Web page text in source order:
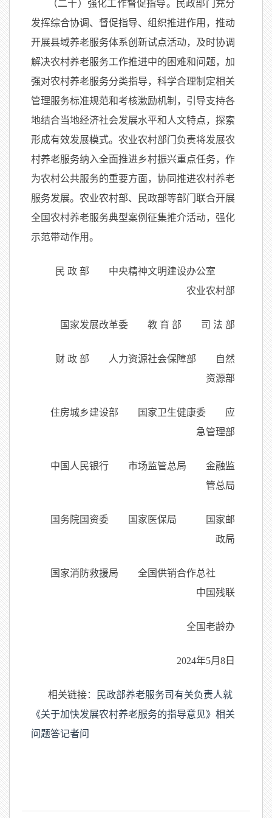
（二十）强化工作督促指导。民政部门充分
发挥综合协调、督促指导、组织推进作用，推动
开展县域养老服务体系创新试点活动，及时协调
解决农村养老服务工作推进中的困难和问题，加
强对农村养老服务分类指导，科学合理制定相关
管理服务标准规范和考核激励机制，引导支持各
地结合当地经济社会发展水平和人文特点，探索
形成有效发展模式。农业农村部门负责将发展农
村养老服务纳入全面推进乡村振兴重点任务，作
为农村公共服务的重要方面，协同推进农村养老
服务发展。农业农村部、民政部等部门联合开展
全国农村养老服务典型案例征集推介活动，强化
示范带动作用。
民 政 部 中央精神文明建设办公室
农业农村部
国家发展改革委 教 育 部 司 法 部
财 政 部 人力资源社会保障部 自然
资源部
住房城乡建设部 国家卫生健康委 应
急管理部
中国人民银行 市场监管总局 金融监
管总局
国务院国资委 国家医保局 国家邮
政局
国家消防救援局 全国供销合作总社
中国残联
全国老龄办
2024年5月8日
相关链接：
民政部养老服务司有关负责人就
《关于加快发展农村养老服务的指导意见》相关
问题答记者问